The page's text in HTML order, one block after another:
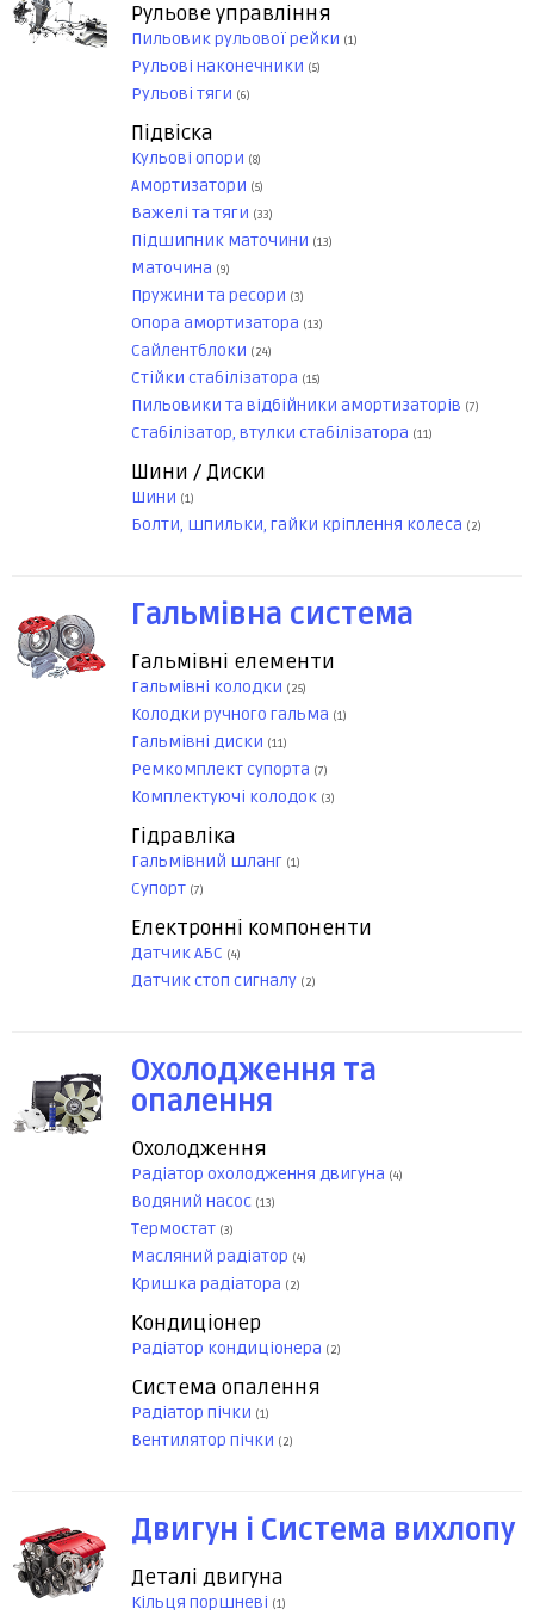
Рульове управління
Пильовик рульової рейки (1)
Рульові наконечники (5)
Рульові тяги (6)
Підвіска
Кульові опори (8)
Амортизатори (5)
Важелі та тяги (33)
Підшипник маточини (13)
Маточина (9)
Пружини та ресори (3)
Опора амортизатора (13)
Сайлентблоки (24)
Стійки стабілізатора (15)
Пильовики та відбійники амортизаторів (7)
Стабілізатор, втулки стабілізатора (11)
Шини / Диски
Шини (1)
Болти, шпильки, гайки кріплення колеса (2)
Гальмівна система
Гальмівні елементи
Гальмівні колодки (25)
Колодки ручного гальма (1)
Гальмівні диски (11)
Ремкомплект супорта (7)
Комплектуючі колодок (3)
Гідравліка
Гальмівний шланг (1)
Супорт (7)
Електронні компоненти
Датчик АБС (4)
Датчик стоп сигналу (2)
Охолодження та
опалення
Охолодження
Радіатор охолодження двигуна (4)
Водяний насос (13)
Термостат (3)
Масляний радіатор (4)
Кришка радіатора (2)
Кондиціонер
Радіатор кондиціонера (2)
Система опалення
Радіатор пічки (1)
Вентилятор пічки (2)
Двигун і Система вихлопу
Деталі двигуна
Кільця поршневі (1)